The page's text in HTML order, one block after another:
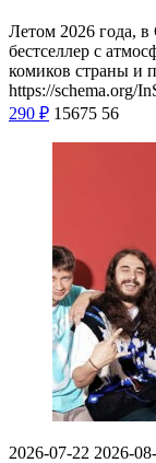
Летом 2026 года, в
бестселлер с
комиков страны и
https://schema.org/
290 ₽ 15675 56
2026-07-22 2026-